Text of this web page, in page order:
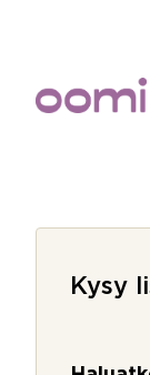
Kysy